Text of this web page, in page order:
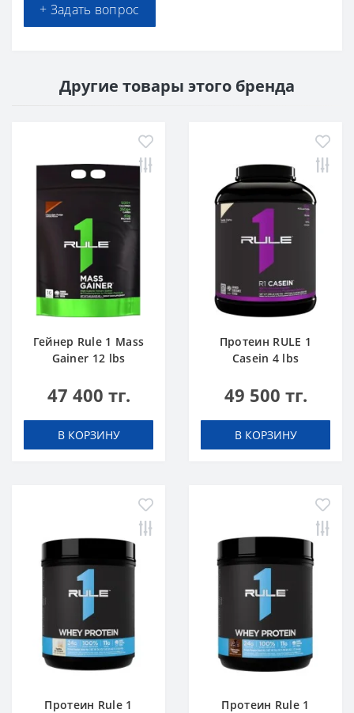
+ Задать вопрос
Другие товары этого бренда
Гейнер Rule 1 Mass
Gainer 12 lbs
47 400 тг.
В КОРЗИНУ
Протеин RULE 1
Casein 4 lbs
Мороженое
49 500 тг.
В КОРЗИНУ
Протеин Rule 1
Протеин Rule 1